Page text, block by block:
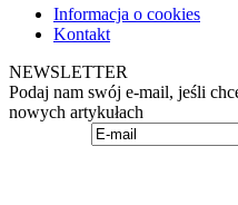
Informacja o cookies
Kontakt
NEWSLETTER
Podaj nam swój e-mail, jeśli
nowych artykułach